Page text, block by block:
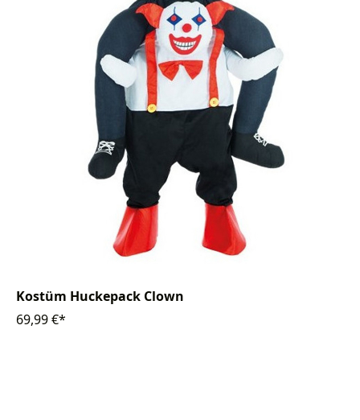
Kostüm Huckepack Clown
69,99 €*